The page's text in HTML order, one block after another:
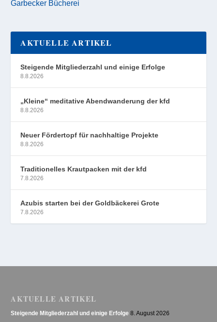
Garbecker Bücherei
AKTUELLE ARTIKEL
Steigende Mitgliederzahl und einige Erfolge
8.8.2026
„Kleine“ meditative Abendwanderung der kfd
8.8.2026
Neuer Fördertopf für nachhaltige Projekte
8.8.2026
Traditionelles Krautpacken mit der kfd
7.8.2026
Azubis starten bei der Goldbäckerei Grote
7.8.2026
AKTUELLE ARTIKEL
Steigende Mitgliederzahl und einige Erfolge 8. August 2026